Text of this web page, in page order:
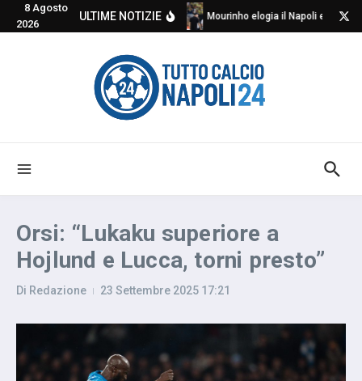
Salta al contenuto
8 Agosto
2026
ULTIME NOTIZIE Mourinho elogia il Napoli e critica
Orsi: “Lukaku superiore a
Hojlund e Lucca, torni presto”
Di Redazione 23 Settembre 2025 17:21